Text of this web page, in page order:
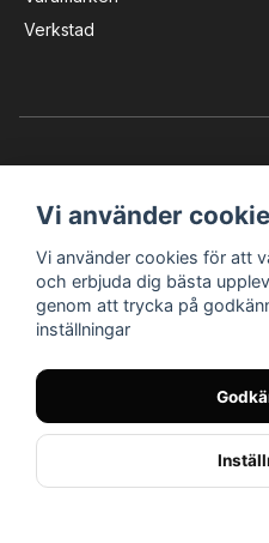
Verkstad
© Nilssons MC -
Instagram
Vi använder
Vi använder cookies för att
och erbjuda dig bästa
genom att trycka på
inställningar